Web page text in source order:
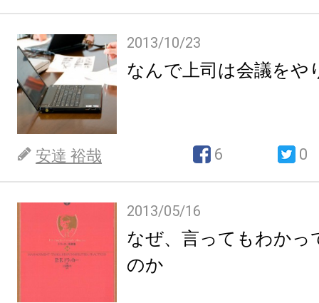
2013/10/23
なんで上司は会議をや
安達 裕哉 6 0
2013/05/16
なぜ、言ってもわかっ
のか